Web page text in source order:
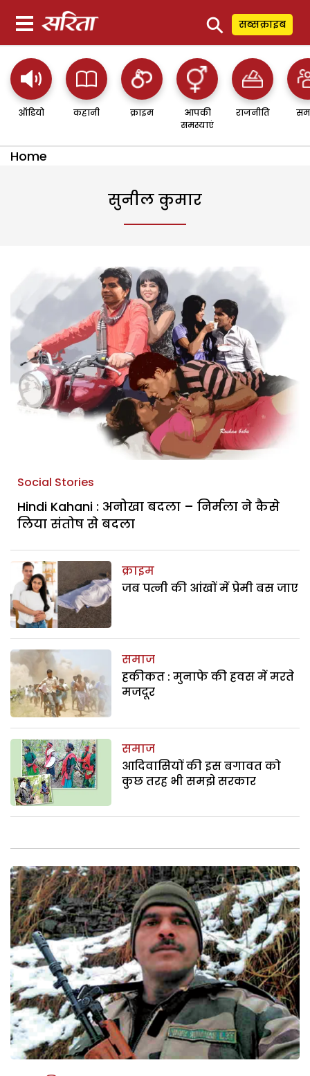
⚲ सब्सक्राइब
ऑडियो कहानी क्राइम
आपकी
समस्याएं
राजनीति
Home
सुनील कुमार
Social Stories
Hindi Kahani : अनोखा बदला – निर्मला ने कैसे
लिया संतोष से बदला
क्राइम
जब पत्नी की आंखों में प्रेमी बस जाए
समाज
हकीकत : मुनाफे की हवस में मरते
मजदूर
समाज
आदिवासियों की इस बगावत को
कुछ तरह भी समझे सरकार